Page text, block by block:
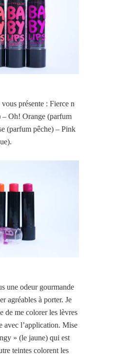
présente : Fierce n
Oh! Orange (parfum
(parfum pêche) – Pink
une odeur gourmande
agréables à porter. Je
de me colorer les lèvres
avec l’application. Mise
» (le jaune) qui est
teintes colorent les